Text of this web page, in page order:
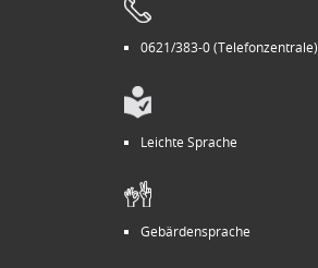
0621/383-0 (Telefonzentrale)
Leichte Sprache
Gebärdensprache